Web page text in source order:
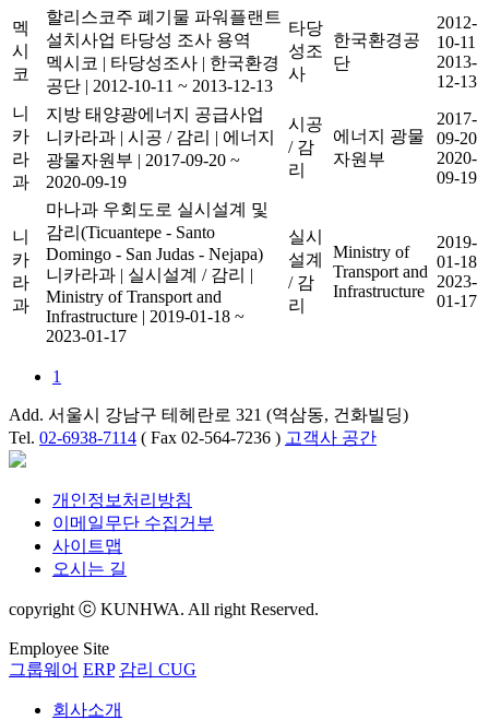
멕
시
코
할리스코주 폐기물 파워플랜트
설치사업 타당성 조사 용역
멕시코 | 타당성조사 | 한국환경
공단 | 2012-10-11 ~ 2013-12-13
타당
성조
사
한국환경공
단
2012-
10-11
2013-
12-13
니
카
라
과
지방 태양광에너지 공급사업
니카라과 | 시공 / 감리 | 에너지
광물자원부 | 2017-09-20 ~
2020-09-19
시공
/ 감
리
에너지 광물
자원부
2017-
09-20
2020-
09-19
니
카
라
과
마나과 우회도로 실시설계 및
감리(Ticuantepe - Santo
Domingo - San Judas - Nejapa)
니카라과 | 실시설계 / 감리 |
Ministry of Transport and
Infrastructure | 2019-01-18 ~
2023-01-17
실시
설계
/ 감
리
Ministry of
Transport and
Infrastructure
2019-
01-18
2023-
01-17
1
Add. 서울시 강남구 테헤란로 321 (역삼동, 건화빌딩)
Tel. 02-6938-7114 ( Fax 02-564-7236 ) 고객사 공간
개인정보처리방침
이메일무단 수집거부
사이트맵
오시는 길
copyright ⓒ KUNHWA. All right Reserved.
Employee Site
그룹웨어 ERP 감리 CUG
회사소개